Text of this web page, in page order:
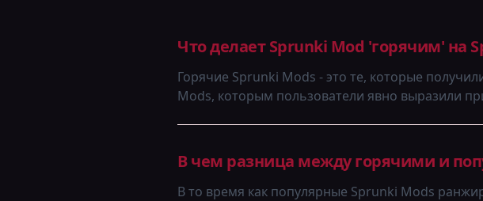
Что делает Sprunki Mod 'горячим' на
Горячие Sprunki Mods - это те, которые
Mods, которым пользователи явно выразили
В чем разница между горячими и
В то время как популярные Sprunki Mods